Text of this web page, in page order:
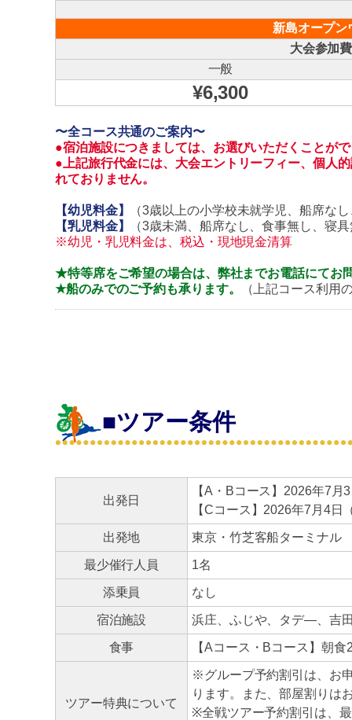
新島オープン
大会参加
一般
¥6,300
〜全コース共通のご案内〜
●宿泊施設につきましては、お選びいただくことが
● 上記旅行代金には、大会エントリーフィー、個人
れておりません。
【幼児料金】
（3歳以上の小学校未就学児、船席な
【乳児料金】
（3歳未満、船席なし、食事無し、寝
※幼児・乳児料金は、税込・現地現金清算
★特等席をご希望の場合は、弊社までお電話にてお
★船のみでのご予約も承ります。
（上記コース利用
■ツアー条件
出発日
【A・Bコース】2026年7
【Cコース】2026年7月4日
出発地 東京・竹芝客船ターミナル
最少催行人員 1名
添乗員 なし
宿泊施設 浜庄、ふじや、タデ—、吉
食事 【Aコース・Bコース】朝
ツアー特典について
※グループ予約割引は、お
ります。また、部屋割りは
※全戦ツアー予約割引は、